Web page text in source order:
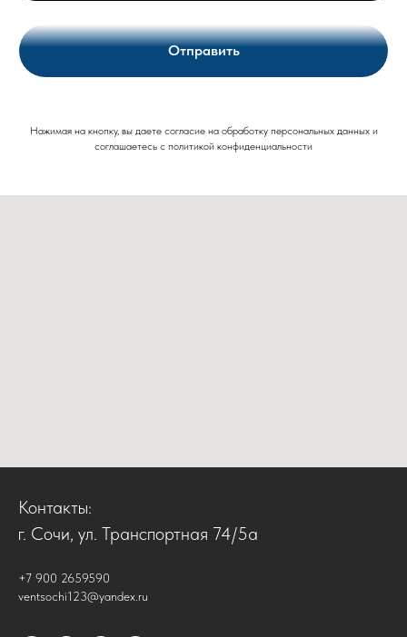
Отправить
Нажимая на кнопку, вы даете согласие на обработку персональных данных и
соглашаетесь c политикой конфиденциальности
Контакты:
г. Сочи, ул. Транспортная 74/5а
+7 900 2659590
ventsochi123@yandex.ru